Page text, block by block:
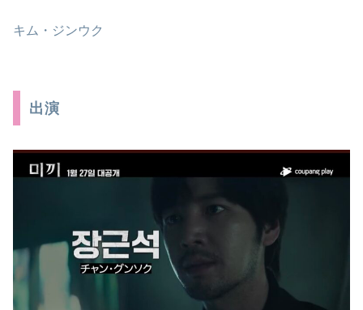
キム・ジンウク
出演